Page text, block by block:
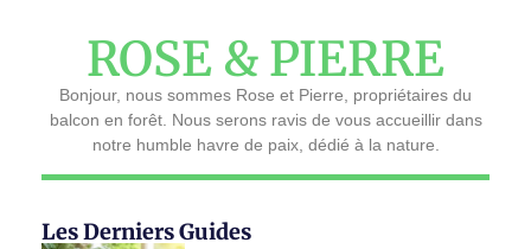
ROSE & PIERRE
Bonjour, nous sommes Rose et Pierre, propriétaires du
balcon en forêt. Nous serons ravis de vous accueillir dans
notre humble havre de paix, dédié à la nature.
Les Derniers Guides